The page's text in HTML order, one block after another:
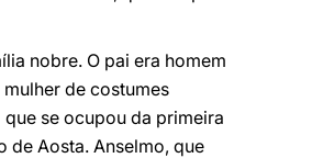
nobre. O pai era homem
de costumes
que se ocupou da primeira
de Aosta. Anselmo, que